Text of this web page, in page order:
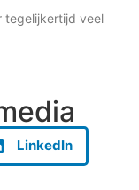
tegelijkertijd veel
LinkedIn